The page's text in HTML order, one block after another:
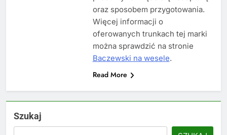
oraz sposobem przygotowania.
Więcej informacji o
oferowanych trunkach tej marki
można sprawdzić na stronie
Baczewski na wesele.
Read More
Szukaj